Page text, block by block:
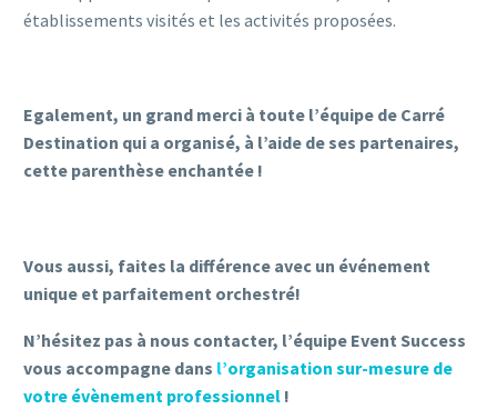
établissements visités et les activités proposées.
Egalement, un grand merci à toute l’équipe de Carré
Destination qui a organisé, à l’aide de ses partenaires,
cette parenthèse enchantée !
Vous aussi, faites la différence avec un événement
unique et parfaitement orchestré!
N’hésitez pas à nous contacter, l’équipe Event Success
vous accompagne dans l’organisation sur-mesure de
votre évènement professionnel !